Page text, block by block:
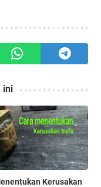
ini
Kerusakan